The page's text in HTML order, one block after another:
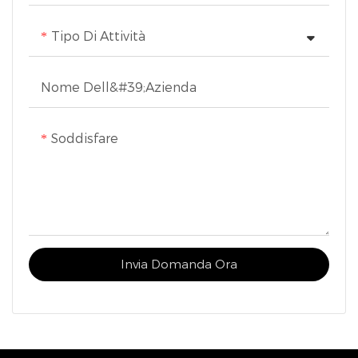
Tipo Di Attività
Nome Dell&#39;azienda
Soddisfare
Invia Domanda Ora
temperaturoptimiertes
Wasser zu gewährleisten.
Mit einem 1,5 Meter
langen Vollkupfer-
Netzkabel (3×0,75 MM²)